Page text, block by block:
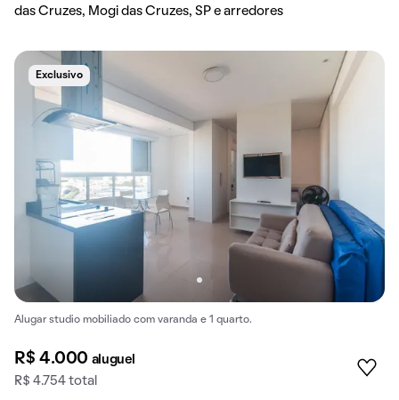
das Cruzes, Mogi das Cruzes, SP e arredores
Exclusivo
Alugar studio mobiliado com varanda e 1 quarto.
R$ 4.000 aluguel
R$ 4.754 total